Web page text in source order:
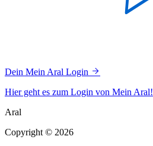
Dein Mein Aral Login
Hier geht es zum Login von Mein Aral!
Aral
Copyright © 2026